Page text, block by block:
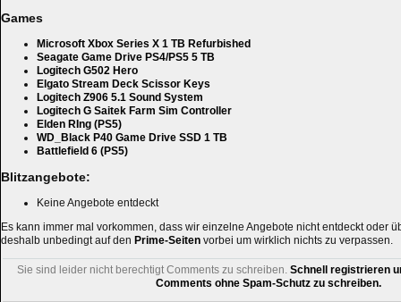
Games
Microsoft Xbox Series X 1 TB Refurbished
Seagate Game Drive PS4/PS5 5 TB
Logitech G502 Hero
Elgato Stream Deck Scissor Keys
Logitech Z906 5.1 Sound System
Logitech G Saitek Farm Sim Controller
Elden RIng (PS5)
WD_Black P40 Game Drive SSD 1 TB
Battlefield 6 (PS5)
Blitzangebote:
Keine Angebote entdeckt
Es kann immer mal vorkommen, dass wir einzelne Angebote nicht entdeckt oder
deshalb unbedingt auf den Prime-Seiten vorbei um wirklich nichts zu verpassen.
Sie sind leider nicht berechtigt Comments zu schreiben. Schnell registrieren
Comments ohne Spam-Schutz zu schreiben.